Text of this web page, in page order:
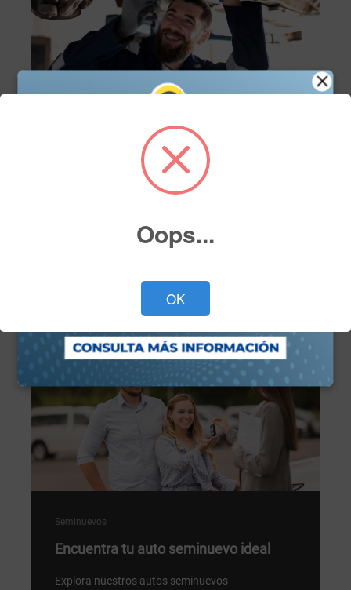
Servicio de mantenimiento
Agenda tu cita de servicio en línea y asegura el
expertos. Fácil, rápido y a tu conveniencia.
Seminuevos
Encuentra tu auto seminuevo ideal
Explora nuestros autos seminuevos
Oops...
OK